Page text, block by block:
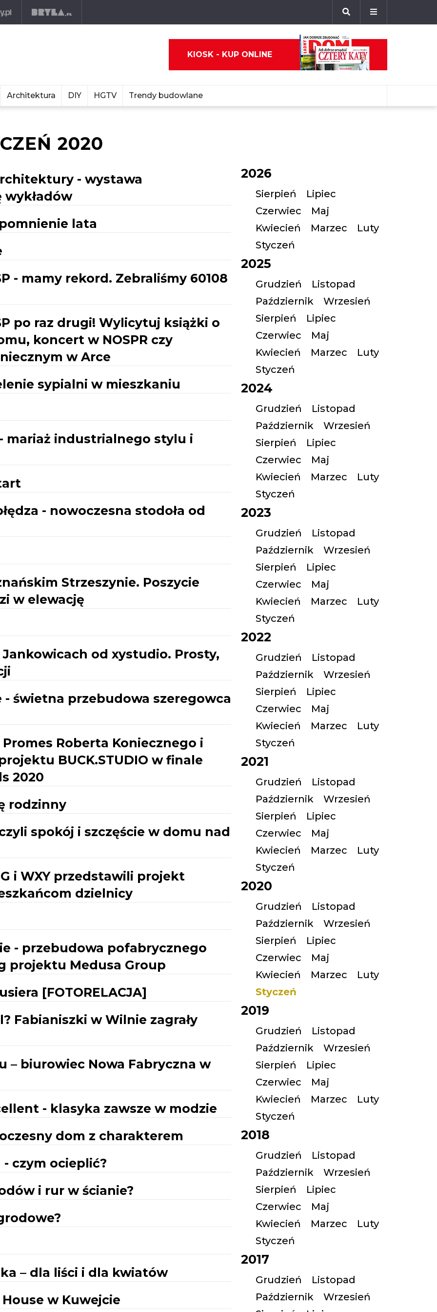
KIOSK - KUP ONLINE
Architektura DIY HGTV Trendy budowlane
2020
- wystawa
lata
- mamy rekord. Zebraliśmy 60108
po raz drugi! Wylicytuj książki o
koncert w NOSPR czy
w Arce
sypialni w mieszkaniu
mariaż industrialnego stylu i
- nowoczesna stodoła od
Strzeszynie. Poszycie
w elewację
od xystudio. Prosty,
świetna przebudowa szeregowca
Roberta Koniecznego i
BUCK.STUDIO w finale
2020
rodzinny
spokój i szczęście w domu nad
i WXY przedstawili projekt
dzielnicy
- przebudowa pofabrycznego
projektu Medusa Group
[FOTORELACJA]
Fabianiszki w Wilnie zagrały
– biurowiec Nowa Fabryczna w
- klasyka zawsze w modzie
dom z charakterem
czym ocieplić?
i rur w ścianie?
– dla liści i dla kwiatów
w Kuwejcie
2026
Sierpień
Lipiec
Czerwiec
Maj
Kwiecień
Marzec
Luty
Styczeń
2025
Grudzień
Listopad
Październik
Wrzesień
Sierpień
Lipiec
Czerwiec
Maj
Kwiecień
Marzec
Luty
Styczeń
2024
Grudzień
Listopad
Październik
Wrzesień
Sierpień
Lipiec
Czerwiec
Maj
Kwiecień
Marzec
Luty
Styczeń
2023
Grudzień
Listopad
Październik
Wrzesień
Sierpień
Lipiec
Czerwiec
Maj
Kwiecień
Marzec
Luty
Styczeń
2022
Grudzień
Listopad
Październik
Wrzesień
Sierpień
Lipiec
Czerwiec
Maj
Kwiecień
Marzec
Luty
Styczeń
2021
Grudzień
Listopad
Październik
Wrzesień
Sierpień
Lipiec
Czerwiec
Maj
Kwiecień
Marzec
Luty
Styczeń
2020
Grudzień
Listopad
Październik
Wrzesień
Sierpień
Lipiec
Czerwiec
Maj
Kwiecień
Marzec
Luty
Styczeń
2019
Grudzień
Listopad
Październik
Wrzesień
Sierpień
Lipiec
Czerwiec
Maj
Kwiecień
Marzec
Luty
Styczeń
2018
Grudzień
Listopad
Październik
Wrzesień
Sierpień
Lipiec
Czerwiec
Maj
Kwiecień
Marzec
Luty
Styczeń
2017
Grudzień
Listopad
Październik
Wrzesień